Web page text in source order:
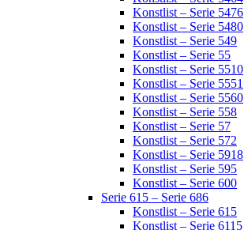
Konstlist – Serie 5476
Konstlist – Serie 5480
Konstlist – Serie 549
Konstlist – Serie 55
Konstlist – Serie 5510
Konstlist – Serie 5551
Konstlist – Serie 5560
Konstlist – Serie 558
Konstlist – Serie 57
Konstlist – Serie 572
Konstlist – Serie 5918
Konstlist – Serie 595
Konstlist – Serie 600
Serie 615 – Serie 686
Konstlist – Serie 615
Konstlist – Serie 6115